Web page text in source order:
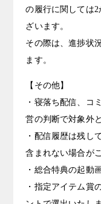
の履行に関しては
ざいます。
その際は、進捗状
ます。
【その他】
・寝落ち配信、コ
営の判断で対象外
・配信履歴は残し
含まれない場合が
・総合特典の起動
・指定アイテム賞